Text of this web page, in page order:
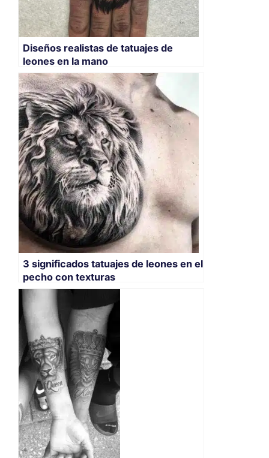
Diseños realistas de tatuajes de
leones en la mano
3 significados tatuajes de leones en el
pecho con texturas